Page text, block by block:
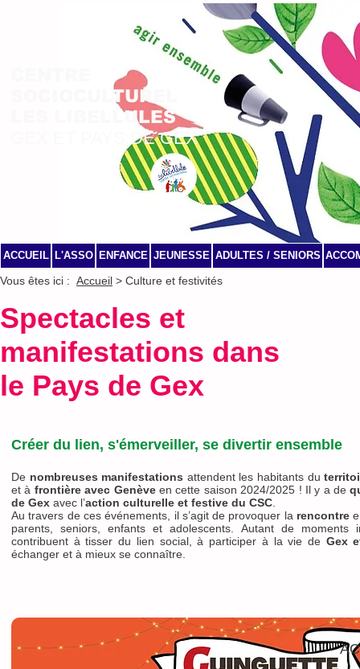
SOCIOCULTUREL
LES LIBELLULES
GEX ET PAYS DE GEX
ACCUEIL L'ASSO ENFANCE JEUNESSE ADULTES / SENIORS
Vous êtes ici : Accueil > Culture et festivités
Spectacles et
manifestations dans
le Pays de Gex
Créer du lien, s'émerveiller, se divertir ensemble
De nombreuses manifestations attendent les habitants du
et à frontière avec Genève en cette saison 2024/2025 ! Il y a de
de Gex avec l’action culturelle et festive du CSC
Au travers de ces événements, il s’agit de provoquer la rencontre
parents, seniors, enfants et adolescents. Autant de moments
contribuent à tisser du lien social, à participer à la vie de Gex
échanger et à mieux se connaître.